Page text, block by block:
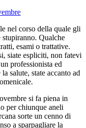
nel corso della quale gli
stupiranno. Qualche
esami o trattative.
siate espliciti, non fatevi
professionista ed
salute, state accanto ad
si fa piena in
per chiunque aneli
sorte un cenno di
a sparpagliare la